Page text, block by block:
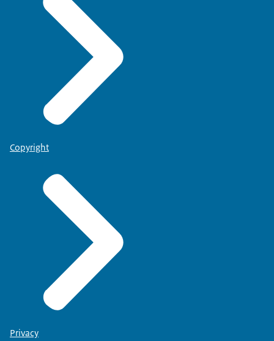
Copyright
Privacy